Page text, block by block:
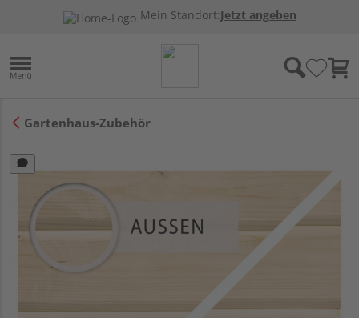
Mein Standort:Jetzt angeben
Gartenhaus-Zubehör